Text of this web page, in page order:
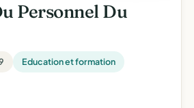
Personnel Du
Education et formation